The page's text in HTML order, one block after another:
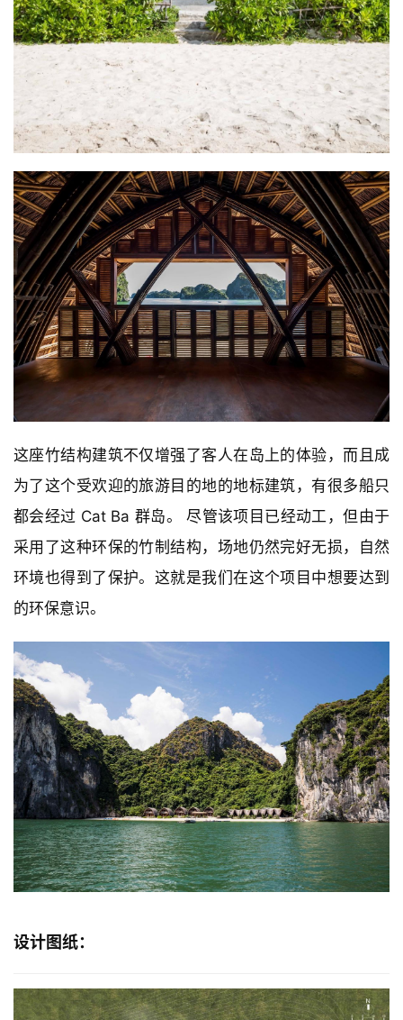
这座竹结构建筑不仅增强了客人在岛上的体验，而且成
为了这个受欢迎的旅游目的地的地标建筑，有很多船只
都会经过 Cat Ba 群岛。 尽管该项目已经动工，但由于
采用了这种环保的竹制结构，场地仍然完好无损，自然
环境也得到了保护。这就是我们在这个项目中想要达到
的环保意识。
设计图纸：